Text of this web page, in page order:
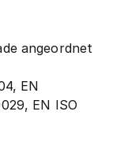
angeordnet
EN
EN ISO